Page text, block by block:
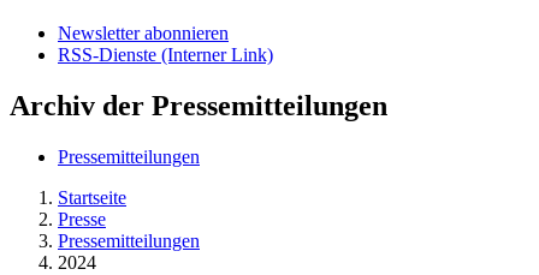
Newsletter abonnieren
RSS-Dienste (Interner Link)
Archiv der Pressemitteilungen
Pressemitteilungen
Startseite
Presse
Pressemitteilungen
2024